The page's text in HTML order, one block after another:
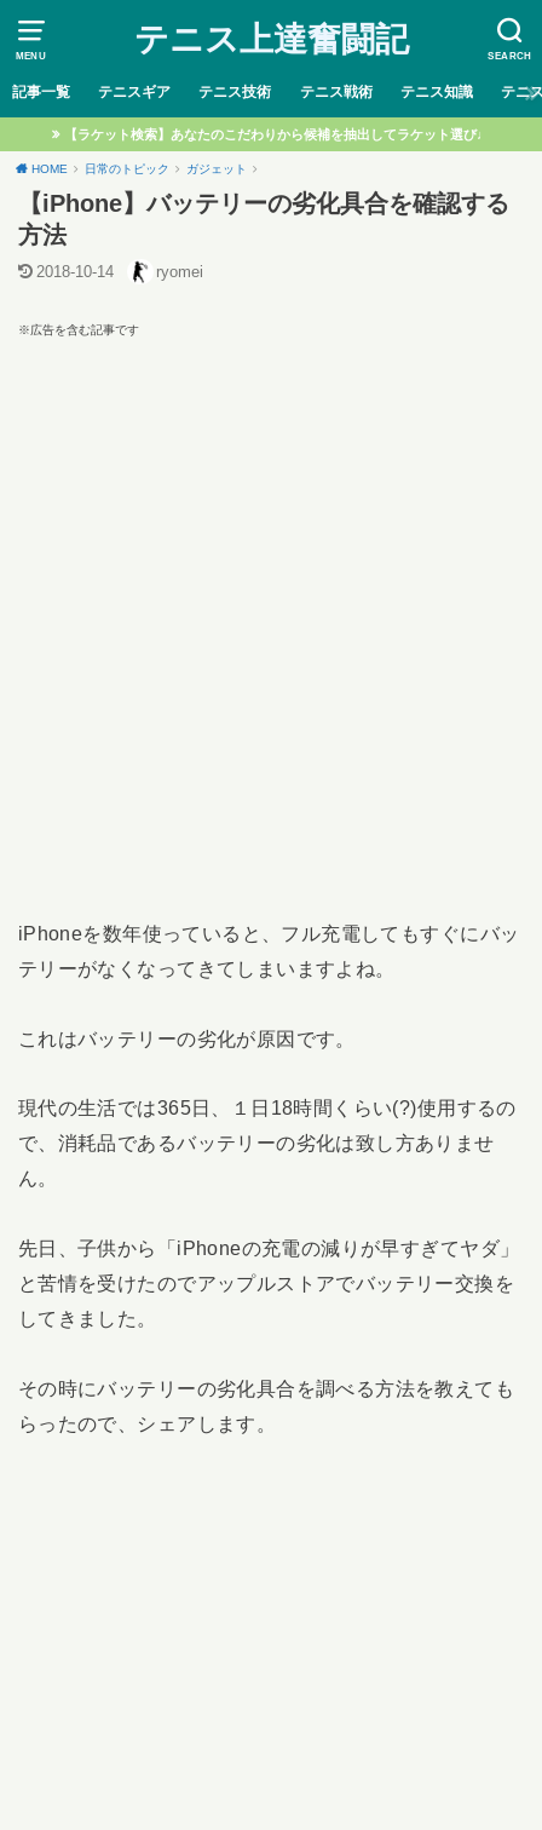
MENU SEARCH
テニス上達奮闘記
記事一覧 テニスギア テニス技術 テニス戦術 テニス知識 テニ
【ラケット検索】あなたのこだわりから候補を抽出してラケット選び♩
HOME 日常のトピック ガジェット
【iPhone】バッテリーの劣化具合を確認する
方法
2018-10-14 ryomei
※広告を含む記事です
iPhoneを数年使っていると、フル充電してもすぐにバッ
テリーがなくなってきてしまいますよね。
これはバッテリーの劣化が原因です。
現代の生活では365日、１日18時間くらい(?)使用するの
で、消耗品であるバッテリーの劣化は致し方ありませ
ん。
先日、子供から「iPhoneの充電の減りが早すぎてヤダ」
と苦情を受けたのでアップルストアでバッテリー交換を
してきました。
その時にバッテリーの劣化具合を調べる方法を教えても
らったので、シェアします。